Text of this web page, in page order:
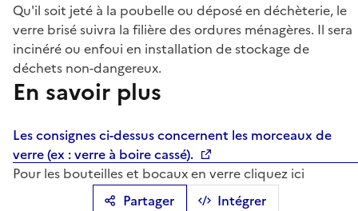
Partager Intégrer
Qu'il soit jeté à la poubelle ou déposé en déchèterie, le
verre brisé suivra la filière des ordures ménagères. Il sera
incinéré ou enfoui en installation de stockage de
déchets non-dangereux.
En savoir plus
Les consignes ci-dessus concernent les morceaux de
verre (ex : verre à boire cassé).
Pour les bouteilles et bocaux en verre cliquez ici